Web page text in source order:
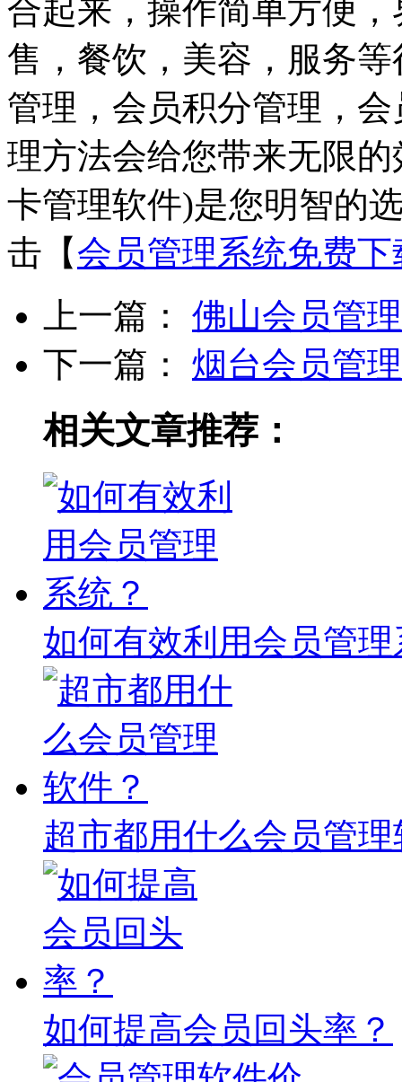
合起来，操作简单方便
售，餐饮，美容，服务
管理，会员积分管理，
理方法会给您带来无限
卡管理软件)是您明智的
击【会员管理系统免费下
上一篇： 佛山会员管
下一篇： 烟台会员管
相关文章推荐：
如何有效利用会员管
超市都用什么会员管
如何提高会员回头率？